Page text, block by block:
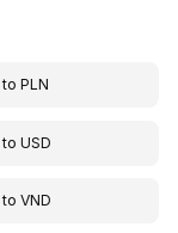
toPLN
toUSD
toVND